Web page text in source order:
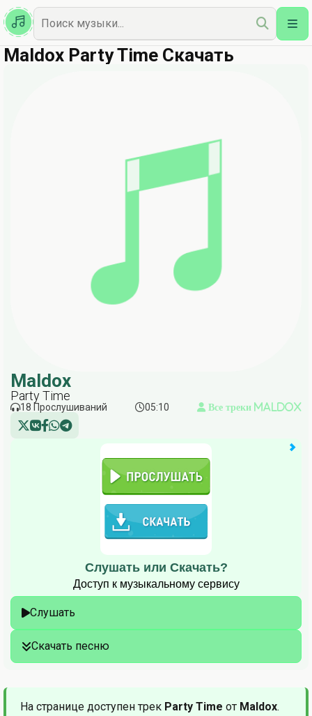
Казахская
Наш Топ
Maldox Party Time Скачать
Maldox
Party Time
18 Прослушиваний 05:10 Все треки Maldox
Слушать или Скачать?
Доступ к музыкальному сервису
Слушать
Скачать песню
На странице доступен трек Party Time от Maldox.